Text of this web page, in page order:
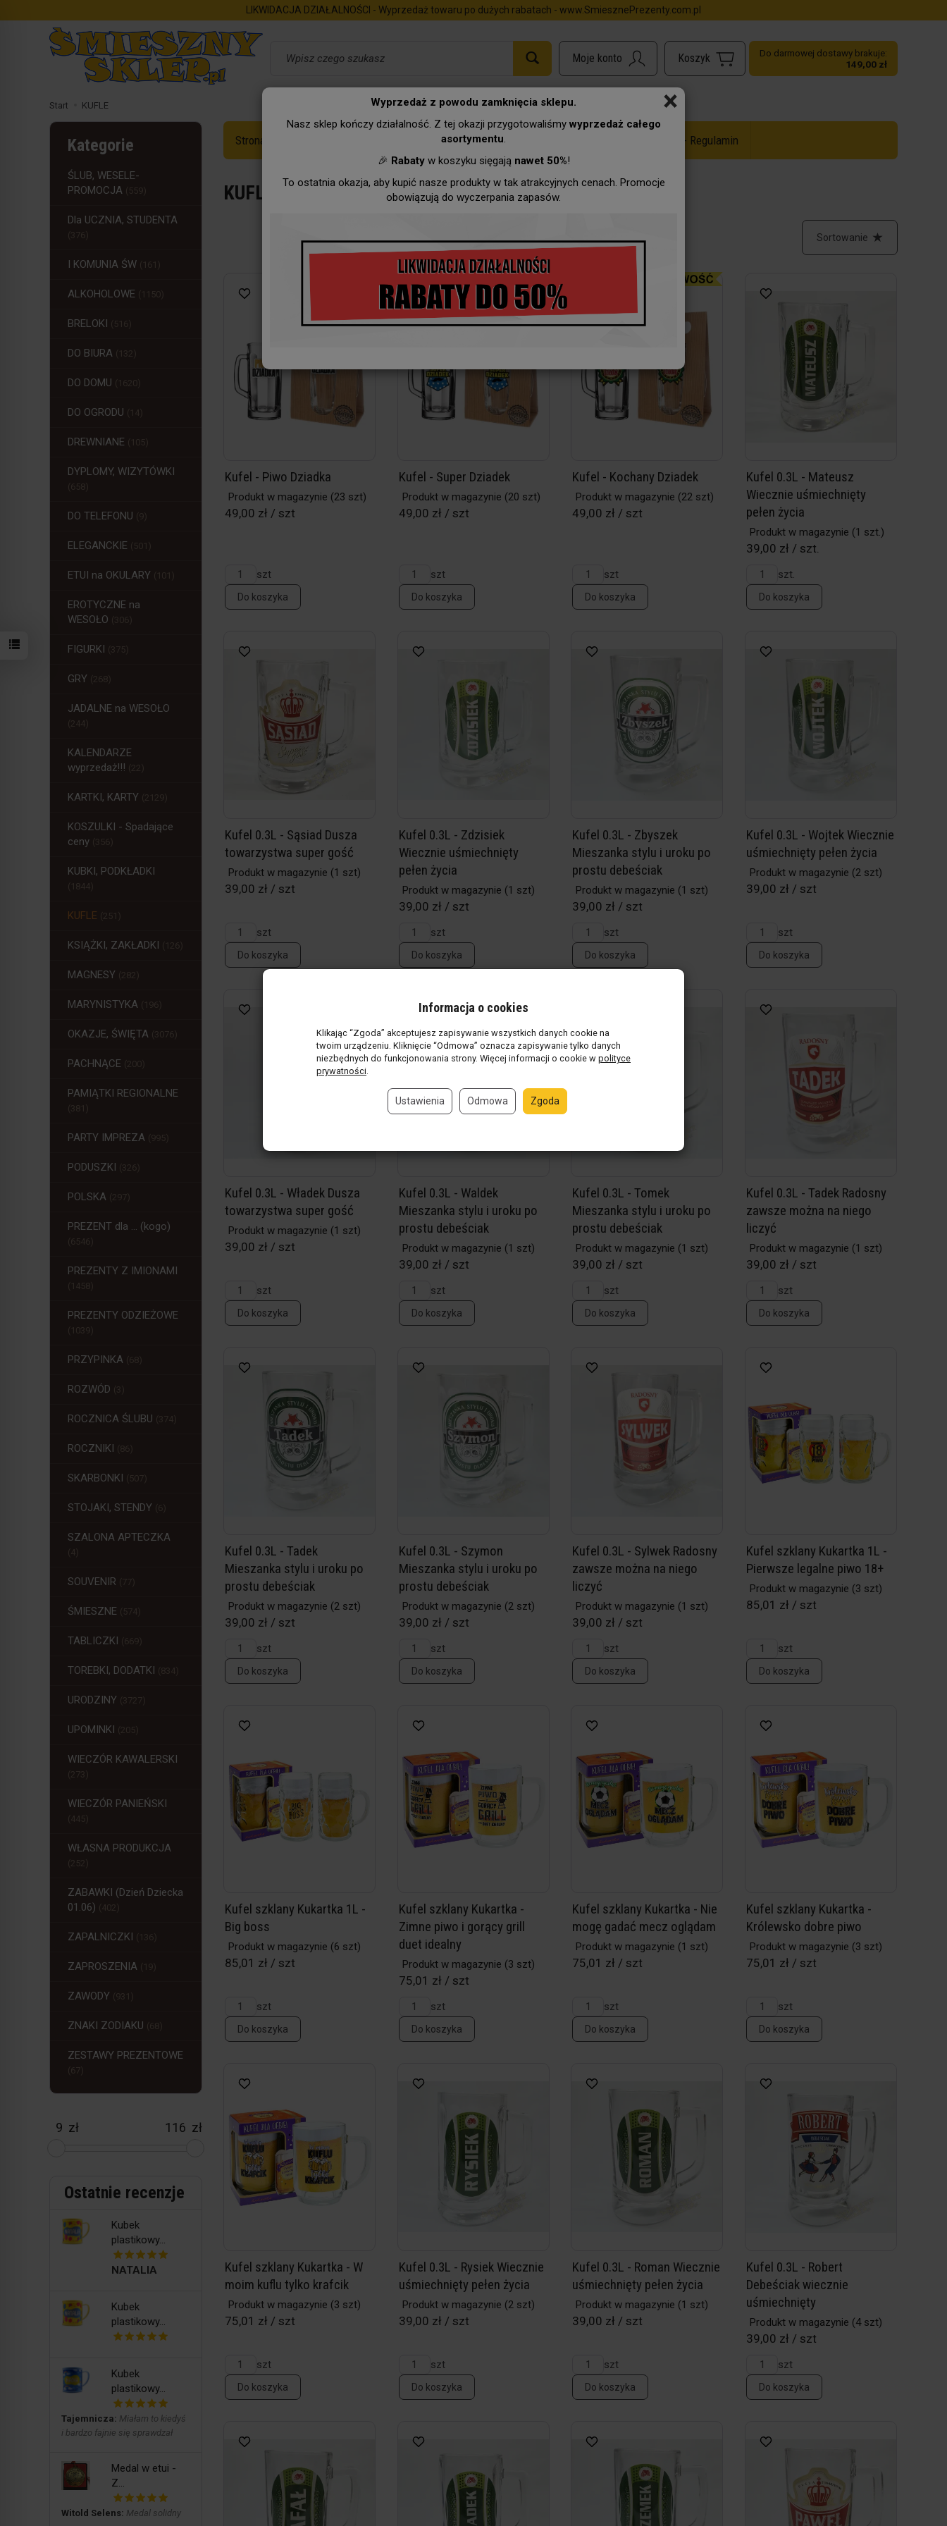
×
Wyprzedaż z powodu zamknięcia sklepu.
Nasz sklep kończy działalność. Z tej okazji przygotowaliśmy wyprzedaż całego
asortymentu.
🎉 Rabatyw koszyku sięgają nawet 50%!
To ostatnia okazja, aby kupić nasze produkty w tak atrakcyjnych cenach. Promocje
obowiązują do wyczerpania zapasów.
LIKWIDACJA DZIAŁALNOŚCI - Wyprzedaż towaru po dużych rabatach - www.SmiesznePrezenty.com.pl
Do darmowej dostawy brakuje:
149,00 zł
Start KUFLE
Strona Główna Zawody Wyprzedaż do -50% - Regulamin
KUFLE
Sortowanie
Kufel - Piwo Dziadka
Produkt w magazynie (23 szt)
49,00 zł / szt
szt
Do koszyka
Kufel - Super Dziadek
Produkt w magazynie (20 szt)
49,00 zł / szt
szt
Do koszyka
Kufel - Kochany Dziadek
Produkt w magazynie (22 szt)
49,00 zł / szt
szt
Do koszyka
Kufel 0.3L - Mateusz
Wiecznie uśmiechnięty
pełen życia
Produkt w magazynie (1 szt.)
39,00 zł / szt.
szt.
Do koszyka
Kufel 0.3L - Sąsiad Dusza
towarzystwa super gość
Produkt w magazynie (1 szt)
39,00 zł / szt
szt
Do koszyka
Kufel 0.3L - Zdzisiek
Wiecznie uśmiechnięty
pełen życia
Produkt w magazynie (1 szt)
39,00 zł / szt
szt
Do koszyka
Kufel 0.3L - Zbyszek
Mieszanka stylu i uroku po
prostu debeściak
Produkt w magazynie (1 szt)
39,00 zł / szt
szt
Do koszyka
Kufel 0.3L - Wojtek Wiecznie
uśmiechnięty pełen życia
Produkt w magazynie (2 szt)
39,00 zł / szt
szt
Do koszyka
Kufel 0.3L - Władek Dusza
towarzystwa super gość
Produkt w magazynie (1 szt)
39,00 zł / szt
szt
Do koszyka
Kufel 0.3L - Waldek
Mieszanka stylu i uroku po
prostu debeściak
Produkt w magazynie (1 szt)
39,00 zł / szt
szt
Do koszyka
Kufel 0.3L - Tomek
Mieszanka stylu i uroku po
prostu debeściak
Produkt w magazynie (1 szt)
39,00 zł / szt
szt
Do koszyka
Kufel 0.3L - Tadek Radosny
zawsze można na niego
liczyć
Produkt w magazynie (1 szt)
39,00 zł / szt
szt
Do koszyka
Kufel 0.3L - Tadek
Mieszanka stylu i uroku po
prostu debeściak
Produkt w magazynie (2 szt)
39,00 zł / szt
szt
Do koszyka
Kufel 0.3L - Szymon
Mieszanka stylu i uroku po
prostu debeściak
Produkt w magazynie (2 szt)
39,00 zł / szt
szt
Do koszyka
Kufel 0.3L - Sylwek Radosny
zawsze można na niego
liczyć
Produkt w magazynie (1 szt)
39,00 zł / szt
szt
Do koszyka
Kufel szklany Kukartka 1L -
Pierwsze legalne piwo 18+
Produkt w magazynie (3 szt)
85,01 zł / szt
szt
Do koszyka
Kufel szklany Kukartka 1L -
Big boss
Produkt w magazynie (6 szt)
85,01 zł / szt
szt
Do koszyka
Kufel szklany Kukartka -
Zimne piwo i gorący grill
duet idealny
Produkt w magazynie (3 szt)
75,01 zł / szt
szt
Do koszyka
Kufel szklany Kukartka - Nie
mogę gadać mecz oglądam
Produkt w magazynie (1 szt)
75,01 zł / szt
szt
Do koszyka
Kufel szklany Kukartka -
Królewsko dobre piwo
Produkt w magazynie (3 szt)
75,01 zł / szt
szt
Do koszyka
Kufel szklany Kukartka - W
moim kuflu tylko krafcik
Produkt w magazynie (3 szt)
75,01 zł / szt
szt
Do koszyka
Kufel 0.3L - Rysiek Wiecznie
uśmiechnięty pełen życia
Produkt w magazynie (2 szt)
39,00 zł / szt
szt
Do koszyka
Kufel 0.3L - Roman Wiecznie
uśmiechnięty pełen życia
Produkt w magazynie (1 szt)
39,00 zł / szt
szt
Do koszyka
Kufel 0.3L - Robert
Debeściak wiecznie
uśmiechnięty
Produkt w magazynie (4 szt)
39,00 zł / szt
szt
Do koszyka
Kategorie
ŚLUB, WESELE-
PROMOCJA
Dla UCZNIA, STUDENTA
I KOMUNIA ŚW
ALKOHOLOWE
BRELOKI
DO BIURA
DO DOMU
DO OGRODU
DREWNIANE
DYPLOMY, WIZYTÓWKI
DO TELEFONU
ELEGANCKIE
ETUI na OKULARY
EROTYCZNE na
WESOŁO
FIGURKI
GRY
JADALNE na WESOŁO
KALENDARZE
wyprzedaż!!!
KARTKI, KARTY
KOSZULKI - Spadające
ceny
KUBKI, PODKŁADKI
KUFLE
KSIĄŻKI, ZAKŁADKI
MAGNESY
MARYNISTYKA
OKAZJE, ŚWIĘTA
PACHNĄCE
PAMIĄTKI REGIONALNE
PARTY IMPREZA
PODUSZKI
POLSKA
PREZENT dla ... (kogo)
PREZENTY Z IMIONAMI
PREZENTY ODZIEŻOWE
PRZYPINKA
ROZWÓD
ROCZNICA ŚLUBU
ROCZNIKI
SKARBONKI
STOJAKI, STENDY
SZALONA APTECZKA
SOUVENIR
ŚMIESZNE
TABLICZKI
TOREBKI, DODATKI
URODZINY
UPOMINKI
WIECZÓR KAWALERSKI
WIECZÓR PANIEŃSKI
WŁASNA PRODUKCJA
ZABAWKI (Dzień Dziecka
01.06)
ZAPALNICZKI
ZAPROSZENIA
ZAWODY
ZNAKI ZODIAKU
ZESTAWY PREZENTOWE
zł zł
Ostatnie recenzje
Kubek
plastikowy...
NATALIA
Kubek
plastikowy...
Kubek
plastikowy...
Tajemnicza: Miałam to kiedyś
i bardzo fajnie się sprawdzał
Medal w etui -
Z...
Witold Selens: Medal solidny
Informacja o cookies
Klikając “Zgoda” akceptujesz zapisywanie wszystkich danych cookie na
twoim urządzeniu. Kliknięcie “Odmowa” oznacza zapisywanie tylko danych
niezbędnych do funkcjonowania strony. Więcej informacji o cookie w polityce
prywatności.
Ustawienia Odmowa Zgoda